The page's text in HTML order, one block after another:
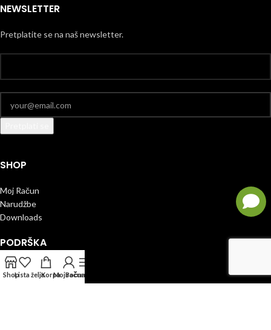
NEWSLETTER
Pretplatite se na naš newsletter.
SHOP
Moj Račun
Narudžbe
Downloads
PODRŠKA
Prati Narudžbu
Politika Privatnosti
ShopLista željaKorpaMoj račun
Bočna Traka